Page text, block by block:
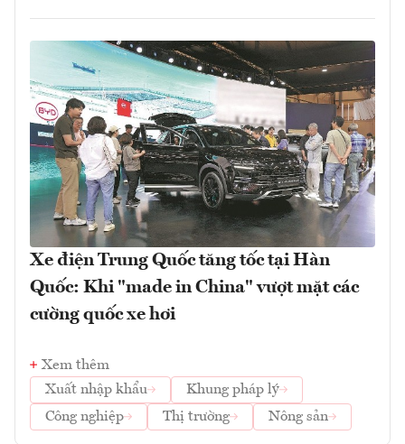
Xe điện Trung Quốc tăng tốc tại Hàn
Quốc: Khi "made in China" vượt mặt các
cường quốc xe hơi
Xem thêm
Xuất nhập khẩu
Khung pháp lý
Công nghiệp
Thị trường Nông sản